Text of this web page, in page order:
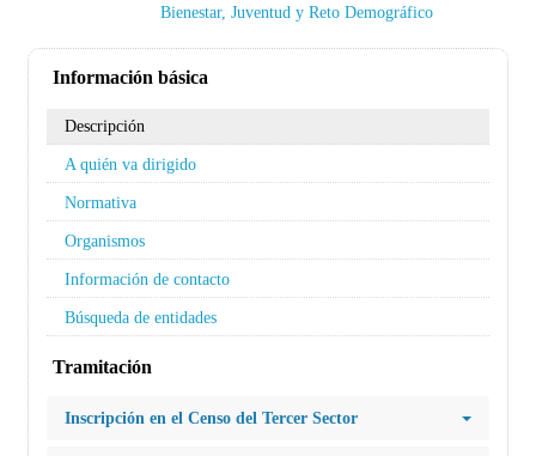
Bienestar, Juventud y Reto Demográfico
Información básica
Descripción
A quién va dirigido
Normativa
Organismos
Información de contacto
Búsqueda de entidades
Tramitación
Inscripción en el Censo del Tercer Sector